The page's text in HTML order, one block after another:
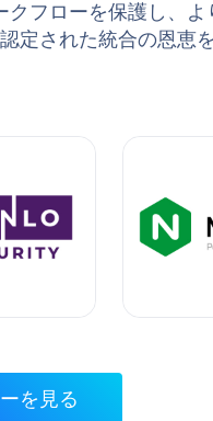
クフローを保護し、
定された統合の恩恵
を見る